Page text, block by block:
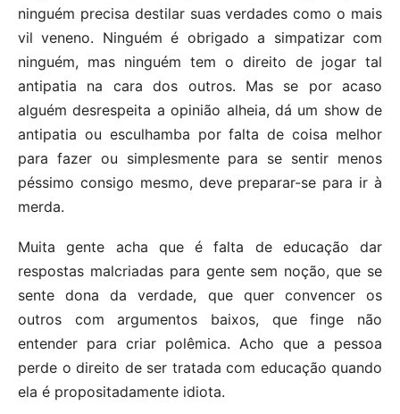
ninguém precisa destilar suas verdades como o mais
vil veneno. Ninguém é obrigado a simpatizar com
ninguém, mas ninguém tem o direito de jogar tal
antipatia na cara dos outros. Mas se por acaso
alguém desrespeita a opinião alheia, dá um show de
antipatia ou esculhamba por falta de coisa melhor
para fazer ou simplesmente para se sentir menos
péssimo consigo mesmo, deve preparar-se para ir à
merda.
Muita gente acha que é falta de educação dar
respostas malcriadas para gente sem noção, que se
sente dona da verdade, que quer convencer os
outros com argumentos baixos, que finge não
entender para criar polêmica. Acho que a pessoa
perde o direito de ser tratada com educação quando
ela é propositadamente idiota.